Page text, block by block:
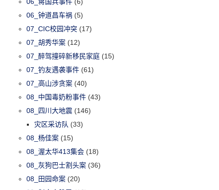
06_钟道昌车祸 (5)
07_CIC校园冲突 (17)
07_胡秀华案 (12)
07_醉驾撞碎新移民家庭 (15)
07_钓友遇袭事件 (61)
07_高山涉贪案 (40)
08_中国毒奶粉事件 (43)
08_四川大地震 (146)
灾区采访队 (33)
08_杨佳案 (15)
08_渥太华413集会 (18)
08_灰狗巴士割头案 (36)
08_田园命案 (20)